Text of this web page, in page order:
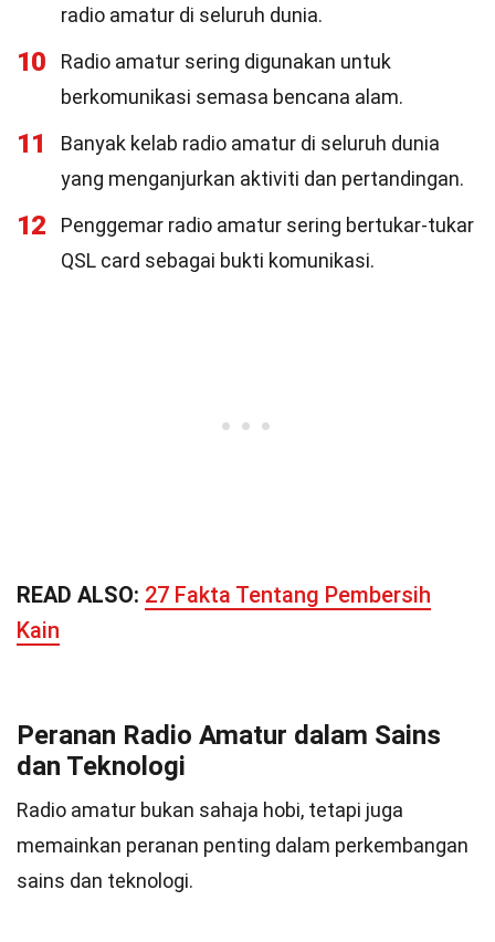
radio amatur di seluruh dunia.
10
Radio amatur sering digunakan untuk
berkomunikasi semasa bencana alam.
11
Banyak kelab radio amatur di seluruh dunia
yang menganjurkan aktiviti dan pertandingan.
12
Penggemar radio amatur sering bertukar-tukar
QSL card sebagai bukti komunikasi.
READ ALSO: 27 Fakta Tentang Pembersih
Kain
Peranan Radio Amatur dalam Sains
dan Teknologi
Radio amatur bukan sahaja hobi, tetapi juga
memainkan peranan penting dalam perkembangan
sains dan teknologi.